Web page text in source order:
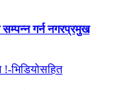
गर्न नगरप्रमुख